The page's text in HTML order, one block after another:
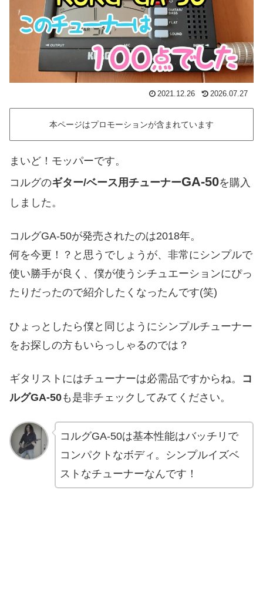
2021.12.26 2026.07.27
本ページはプロモーションが含まれています
まいど！モッパーです。
コルグのギター/ベース用チューナーGA-50を購入
しました。
コルグGA-50が発売されたのは2018年。
何を今更！？と思うでしょうが、非常にシンプルで
使い勝手が良く、僕が使うシチュエーションにぴっ
たりだったので紹介したくなったんです(笑)
ひょっとしたら僕と同じようにシンプルチューナー
をお探しの方もいらっしゃるのでは？
ギタリストにはチューナーは必需品ですからね。 コ
ルグGA-50も是非チェックしてみてください。
コルグGA-50は基本性能はバッチリで
コンパクトなボディ。シンプルイズベ
ストなチューナーなんです！